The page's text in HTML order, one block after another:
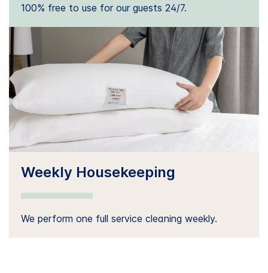
100% free to use for our guests 24/7.
Weekly Housekeeping
We perform one full service cleaning weekly.